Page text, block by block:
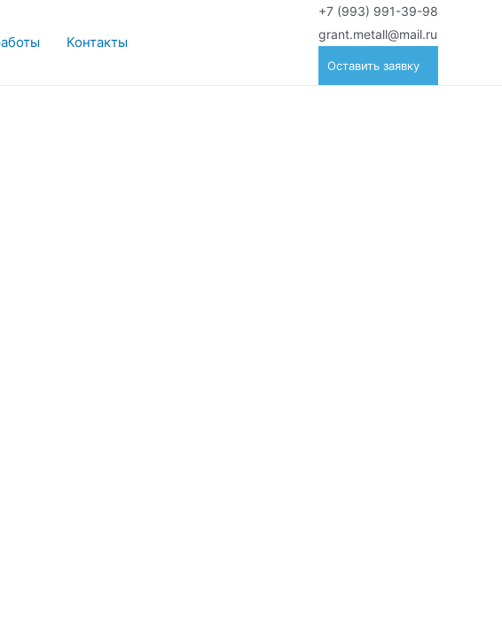
Контакты
+7 (993) 991-39-98
grant.metall@mail.ru
Оставить заявку